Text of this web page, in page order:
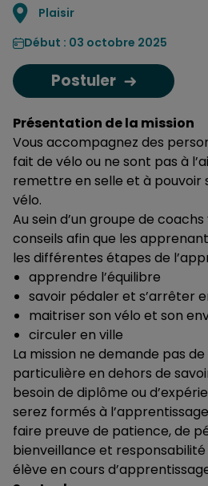
Localisation
Plaisir
Début : 03 octobre 2025
Postuler
Présentation de la mission
Vous accompagnez des
fait de vélo ou ne sont pas à
remettre en selle et à pouvoir
vélo.
Au sein d’un groupe de
conseils afin que les
les différentes étapes de
apprendre l’équilibre
savoir pédaler et s’arrêter
maitriser son vélo et son
circuler en ville
La mission ne demande pas
particulière en dehors de
besoin de diplôme ou
serez formés à
faire preuve de patience, de
bienveillance et
élève en cours